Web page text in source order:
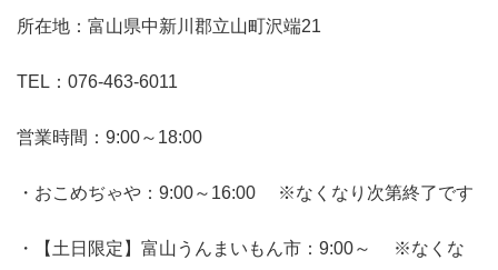
所在地：富山県中新川郡立山町沢端21
TEL：076-463-6011
営業時間：9:00～18:00
・おこめぢゃや：9:00～16:00 ※なくなり次第終了です
・【土日限定】富山うんまいもん市：9:00～ ※なくな